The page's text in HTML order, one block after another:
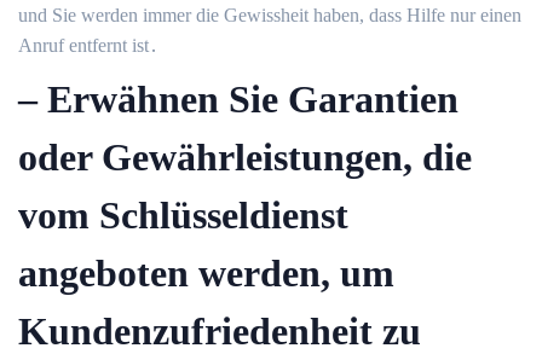
und Sie werden immer die Gewissheit haben, dass Hilfe nur einen
Anruf entfernt ist․
– Erwähnen Sie Garantien
oder Gewährleistungen, die
vom Schlüsseldienst
angeboten werden, um
Kundenzufriedenheit zu